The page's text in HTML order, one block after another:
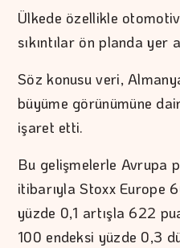
Ülkede özellikle
sıkıntılar ön planda yer
Söz konusu veri,
büyüme görünümüne
işaret etti.
Bu gelişmelerle Avrupa
itibarıyla Stoxx Europe
yüzde 0,1 artışla 622
100 endeksi yüzde 0,3